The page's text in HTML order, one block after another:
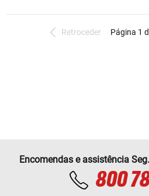
Retroceder Página 1
Encomendas e assistência
800